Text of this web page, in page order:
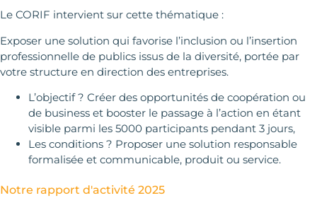
Le CORIF intervient sur cette thématique :
Exposer une solution qui favorise l’inclusion ou l’insertion
professionnelle de publics issus de la diversité, portée par
votre structure en direction des entreprises.
L’objectif ? Créer des opportunités de coopération ou
de business et booster le passage à l’action en étant
visible parmi les 5000 participants pendant 3 jours,
Les conditions ? Proposer une solution responsable
formalisée et communicable, produit ou service.
Notre rapport d'activité 2025